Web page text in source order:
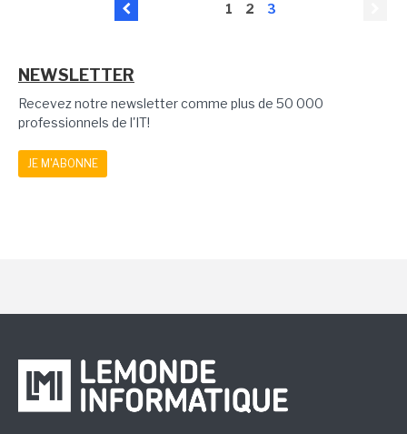
1 2 3
NEWSLETTER
Recevez notre newsletter comme plus de 50 000
professionnels de l'IT!
JE M'ABONNE